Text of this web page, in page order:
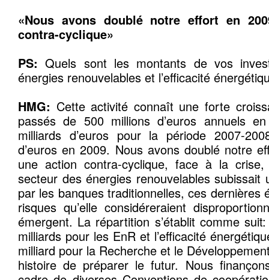
«Nous avons doublé notre effort en
contra-cyclique»
PS: Quels sont les montants de vos
énergies renouvelables et l’efficacité
HMG: Cette activité connaît une forte
passés de 500 millions d’euros annuels
milliards d’euros pour la période 2007-
d’euros en 2009. Nous avons doublé notre
une action contra-cyclique, face à la
secteur des énergies renouvelables subissait
par les banques traditionnelles, ces dernières
risques qu’elle considéreraient
émergent. La répartition s’établit comme
milliards pour les EnR et l’efficacité
milliard pour la Recherche et le
histoire de préparer le futur. Nous